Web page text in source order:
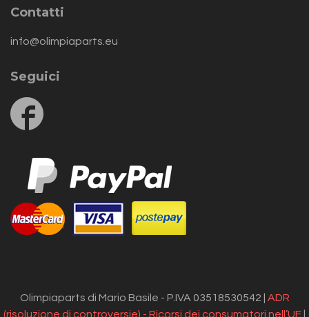
Contatti
info@olimpiaparts.eu
Seguici
us
Olimpiaparts di Mario Basile - P.IVA 03518530542 | ADR
(risoluzione di controversie) - Ricorsi dei consumatori nell’UE